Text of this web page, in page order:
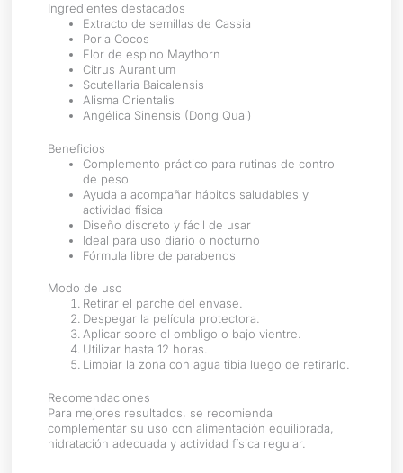
Ingredientes destacados
Extracto de semillas de Cassia
Poria Cocos
Flor de espino Maythorn
Citrus Aurantium
Scutellaria Baicalensis
Alisma Orientalis
Angélica Sinensis (Dong Quai)
Beneficios
Complemento práctico para rutinas de control
de peso
Ayuda a acompañar hábitos saludables y
actividad física
Diseño discreto y fácil de usar
Ideal para uso diario o nocturno
Fórmula libre de parabenos
Modo de uso
Retirar el parche del envase.
Despegar la película protectora.
Aplicar sobre el ombligo o bajo vientre.
Utilizar hasta 12 horas.
Limpiar la zona con agua tibia luego de retirarlo.
Recomendaciones
Para mejores resultados, se recomienda
complementar su uso con alimentación equilibrada,
hidratación adecuada y actividad física regular.